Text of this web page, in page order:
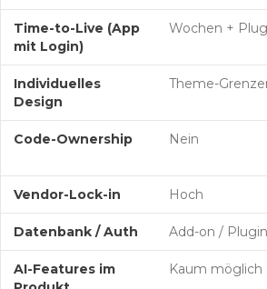
Time-to-Live (App
mit Login)
Wochen +
Individuelles
Design
Theme-
Code-Ownership Nein
Vendor-Lock-in Hoch
Datenbank / Auth Add-on / Plugin
AI-Features im
Kaum möglich